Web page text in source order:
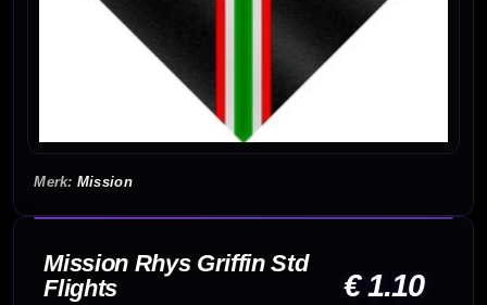
Mission
Mission Rhys Griffin Std
Flights
€ 1.10